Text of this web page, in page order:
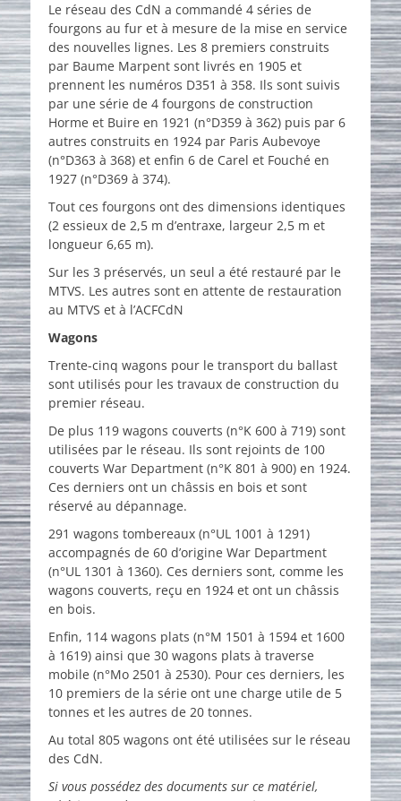
Le réseau des CdN a commandé 4 séries de
fourgons au fur et à mesure de la mise en service
des nouvelles lignes. Les 8 premiers construits
par Baume Marpent sont livrés en 1905 et
prennent les numéros D351 à 358. Ils sont suivis
par une série de 4 fourgons de construction
Horme et Buire en 1921 (n°D359 à 362) puis par 6
autres construits en 1924 par Paris Aubevoye
(n°D363 à 368) et enfin 6 de Carel et Fouché en
1927 (n°D369 à 374).
Tout ces fourgons ont des dimensions identiques
(2 essieux de 2,5 m d’entraxe, largeur 2,5 m et
longueur 6,65 m).
Sur les 3 préservés, un seul a été restauré par le
MTVS. Les autres sont en attente de restauration
au MTVS et à l’ACFCdN
Wagons
Trente-cinq wagons pour le transport du ballast
sont utilisés pour les travaux de construction du
premier réseau.
De plus 119 wagons couverts (n°K 600 à 719) sont
utilisées par le réseau. Ils sont rejoints de 100
couverts War Department (n°K 801 à 900) en 1924.
Ces derniers ont un châssis en bois et sont
réservé au dépannage.
291 wagons tombereaux (n°UL 1001 à 1291)
accompagnés de 60 d’origine War Department
(n°UL 1301 à 1360). Ces derniers sont, comme les
wagons couverts, reçu en 1924 et ont un châssis
en bois.
Enfin, 114 wagons plats (n°M 1501 à 1594 et 1600
à 1619) ainsi que 30 wagons plats à traverse
mobile (n°Mo 2501 à 2530). Pour ces derniers, les
10 premiers de la série ont une charge utile de 5
tonnes et les autres de 20 tonnes.
Au total 805 wagons ont été utilisées sur le réseau
des CdN.
Si vous possédez des documents sur ce matériel,